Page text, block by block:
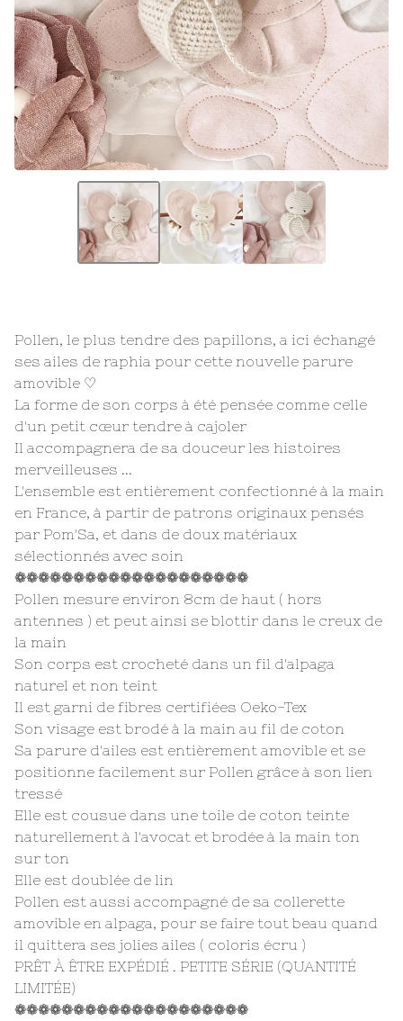
Pollen, le plus tendre des papillons, a ici échangé
ses ailes de raphia pour cette nouvelle parure
amovible ♡
La forme de son corps à été pensée comme celle
d'un petit cœur tendre à cajoler
Il accompagnera de sa douceur les histoires
merveilleuses ...
L'ensemble est entièrement confectionné à la main
en France, à partir de patrons originaux pensés
par Pom'Sa, et dans de doux matériaux
sélectionnés avec soin
❁❁❁❁❁❁❁❁❁❁❁❁❁❁❁❁❁❁❁❁
Pollen mesure environ 8cm de haut ( hors
antennes ) et peut ainsi se blottir dans le creux de
la main
Son corps est crocheté dans un fil d'alpaga
naturel et non teint
Il est garni de fibres certifiées Oeko-Tex
Son visage est brodé à la main au fil de coton
Sa parure d'ailes est entièrement amovible et se
positionne facilement sur Pollen grâce à son lien
tressé
Elle est cousue dans une toile de coton teinte
naturellement à l'avocat et brodée à la main ton
sur ton
Elle est doublée de lin
Pollen est aussi accompagné de sa collerette
amovible en alpaga, pour se faire tout beau quand
il quittera ses jolies ailes ( coloris écru )
PRÊT À ÊTRE EXPÉDIÉ . PETITE SÉRIE (QUANTITÉ
LIMITÉE)
❁❁❁❁❁❁❁❁❁❁❁❁❁❁❁❁❁❁❁❁